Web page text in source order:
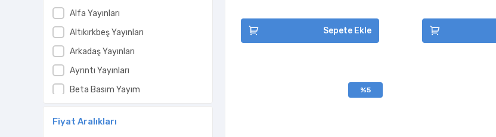
Alfa Yayınları
Altıkırkbeş Yayınları
Arkadaş Yayınları
Ayrıntı Yayınları
Beta Basım Yayım
Can Sanat Yayınları
Fiyat Aralıkları
Sepete Ekle
%5